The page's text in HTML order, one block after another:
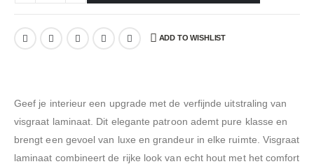
ADD TO WISHLIST
Geef je interieur een upgrade met de verfijnde uitstraling van
visgraat laminaat. Dit elegante patroon ademt pure klasse en
brengt een gevoel van luxe en grandeur in elke ruimte. Visgraat
laminaat combineert de rijke look van echt hout met het comfort